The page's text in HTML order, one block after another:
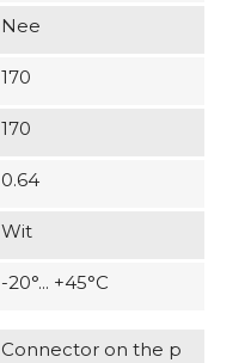
Nee
170
170
0.64
Wit
-20°... +45°C
Connector on the p